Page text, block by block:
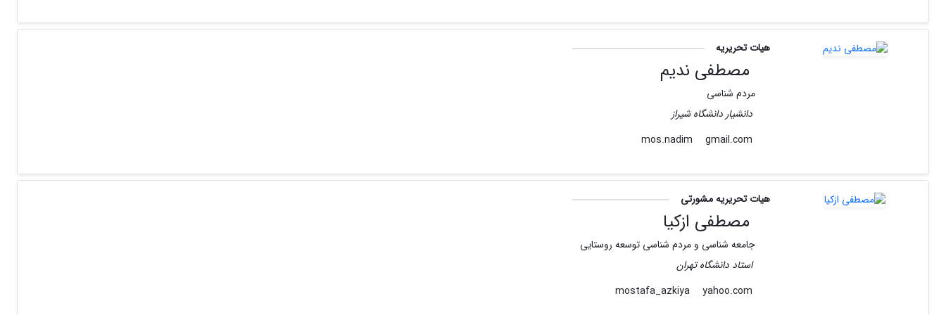
هیات تحریریه
مصطفی ندیم
مردم شناسی
دانشیار دانشگاه شیراز
gmail.com
هیات تحریریه مشورتی
مصطفی ازکیا
جامعه شناسی و مردم شناسی توسعه روستایی
استاد دانشگاه تهران
yahoo.com